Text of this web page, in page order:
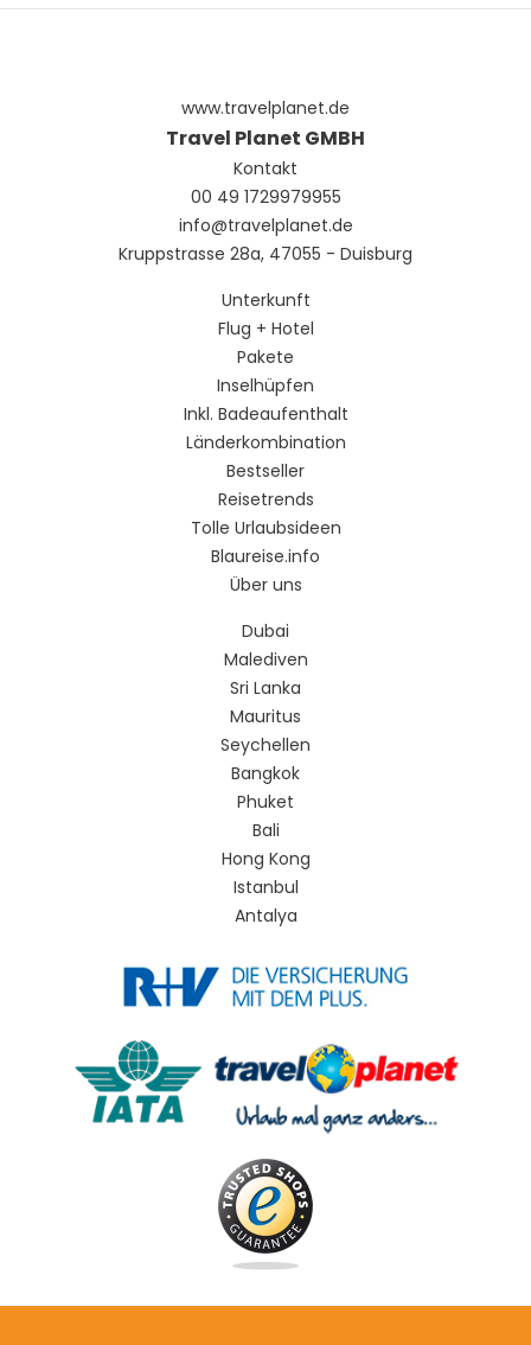
www.travelplanet.de
Travel Planet GMBH
Kontakt
00 49 1729979955
info@travelplanet.de
Kruppstrasse 28a, 47055 - Duisburg
Unterkunft
Flug + Hotel
Pakete
Inselhüpfen
Inkl. Badeaufenthalt
Länderkombination
Bestseller
Reisetrends
Tolle Urlaubsideen
Blaureise.info
Über uns
Dubai
Malediven
Sri Lanka
Mauritus
Seychellen
Bangkok
Phuket
Bali
Hong Kong
Istanbul
Antalya